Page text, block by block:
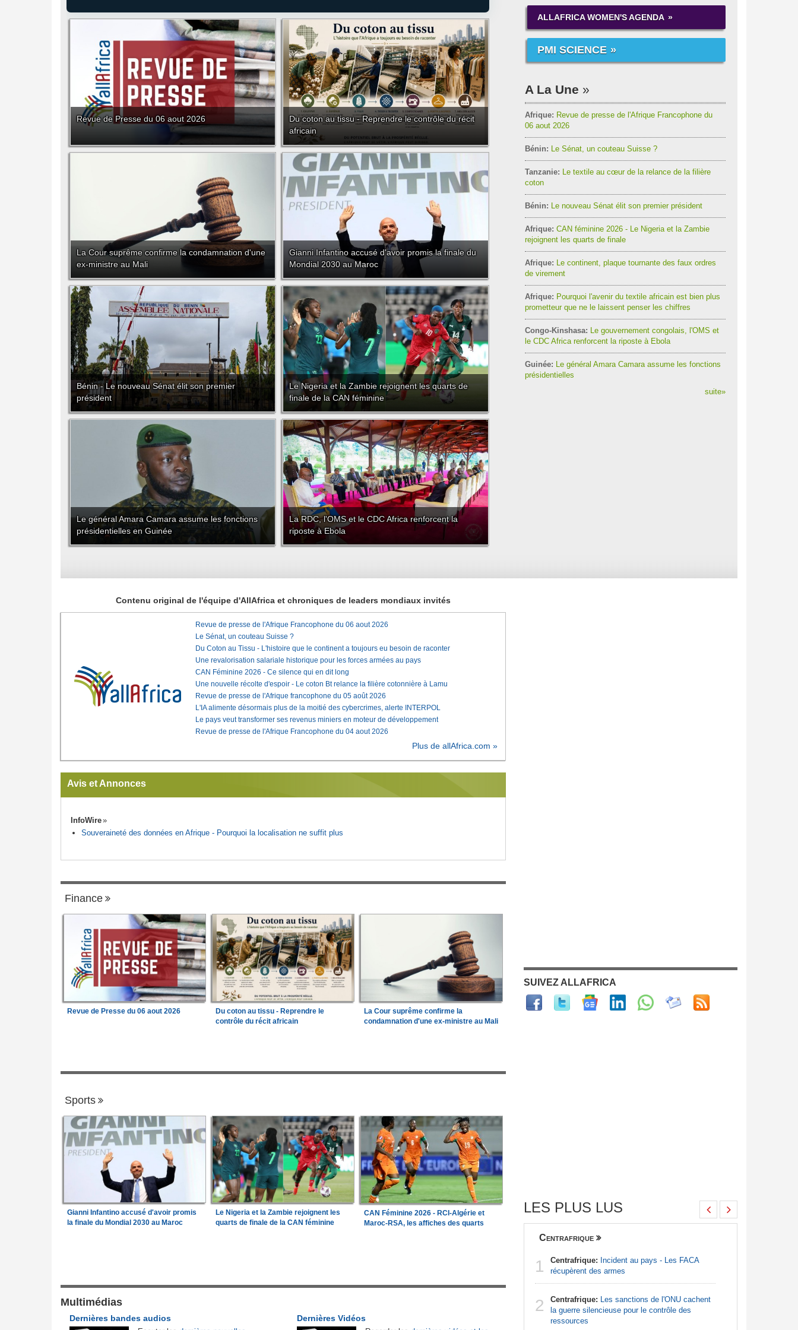
Revue de Presse du 06 aout 2026
Du coton au tissu - Reprendre le contrôle du récit
africain
La Cour suprême confirme la condamnation d'une
ex-ministre au Mali
Gianni Infantino accusé d'avoir promis la finale du
Mondial 2030 au Maroc
Bénin - Le nouveau Sénat élit son premier
président
Le Nigeria et la Zambie rejoignent les quarts de
finale de la CAN féminine
Le général Amara Camara assume les fonctions
présidentielles en Guinée
La RDC, l'OMS et le CDC Africa renforcent la
riposte à Ebola
ALLAFRICA WOMEN'S AGENDA
PMI SCIENCE
A La Une
Afrique: Revue de presse de l'Afrique Francophone du
06 aout 2026
Bénin: Le Sénat, un couteau Suisse ?
Tanzanie: Le textile au cœur de la relance de la filière
coton
Bénin: Le nouveau Sénat élit son premier président
Afrique: CAN féminine 2026 - Le Nigeria et la Zambie
rejoignent les quarts de finale
Afrique: Le continent, plaque tournante des faux ordres
de virement
Afrique: Pourquoi l'avenir du textile africain est bien plus
prometteur que ne le laissent penser les chiffres
Congo-Kinshasa: Le gouvernement congolais, l'OMS et
le CDC Africa renforcent la riposte à Ebola
Guinée: Le général Amara Camara assume les fonctions
présidentielles
suite»
Contenu original de l'équipe d'AllAfrica et chroniques de leaders mondiaux invités
Revue de presse de l'Afrique Francophone du 06 aout 2026
Le Sénat, un couteau Suisse ?
Du Coton au Tissu - L'histoire que le continent a toujours eu besoin de raconter
Une revalorisation salariale historique pour les forces armées au pays
CAN Féminine 2026 - Ce silence qui en dit long
Une nouvelle récolte d'espoir - Le coton Bt relance la filière cotonnière à Lamu
Revue de presse de l'Afrique francophone du 05 août 2026
L'IA alimente désormais plus de la moitié des cybercrimes, alerte INTERPOL
Le pays veut transformer ses revenus miniers en moteur de développement
Revue de presse de l'Afrique Francophone du 04 aout 2026
Plus de allAfrica.com »
Avis et Annonces
InfoWire
Souveraineté des données en Afrique - Pourquoi la localisation ne suffit plus
Finance
Revue de Presse du 06 aout 2026
Du coton au tissu - Reprendre le
contrôle du récit africain
La Cour suprême confirme la
condamnation d'une ex-ministre au Mali
Sports
Gianni Infantino accusé d'avoir promis
la finale du Mondial 2030 au Maroc
Le Nigeria et la Zambie rejoignent les
quarts de finale de la CAN féminine
CAN Féminine 2026 - RCI-Algérie et
Maroc-RSA, les affiches des quarts
Multimédias
Dernières Vidéos
Dernières bandes audios
SUIVEZ ALLAFRICA
LES PLUS LUS
en liquidation,
2
Centrafrique
1 Centrafrique: Incident au pays - Les FACA
récupèrent des armes
2 Centrafrique: Les sanctions de l'ONU cachent
la guerre silencieuse pour le contrôle des
ressources